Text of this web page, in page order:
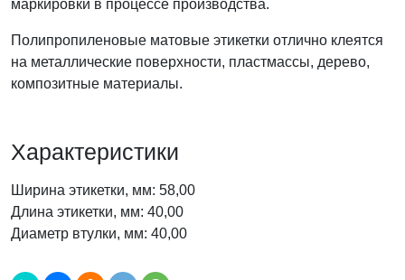
маркировки в процессе производства.
Полипропиленовые матовые этикетки отлично клеятся
на металлические поверхности, пластмассы, дерево,
композитные материалы.
Характеристики
Ширина этикетки, мм: 58,00
Длина этикетки, мм: 40,00
Диаметр втулки, мм: 40,00